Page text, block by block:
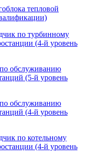
тепловой
по турбинному
(4-й уровень
обслуживанию
(5-й уровень
обслуживанию
(4-й уровень
по котельному
(4-й уровень